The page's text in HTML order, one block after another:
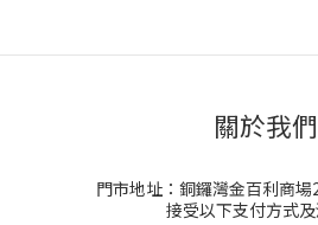
關於我們
門市地址：銅鑼灣金百利商
接受以下支付方式